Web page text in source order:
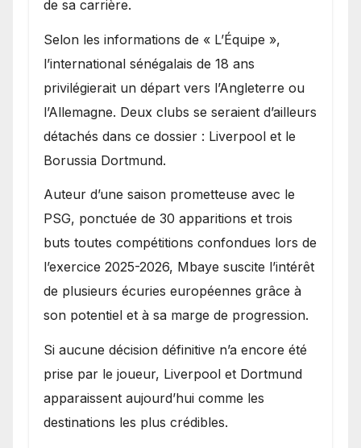
de sa carrière.
Selon les informations de « L’Équipe »,
l’international sénégalais de 18 ans
privilégierait un départ vers l’Angleterre ou
l’Allemagne. Deux clubs se seraient d’ailleurs
détachés dans ce dossier : Liverpool et le
Borussia Dortmund.
Auteur d’une saison prometteuse avec le
PSG, ponctuée de 30 apparitions et trois
buts toutes compétitions confondues lors de
l’exercice 2025-2026, Mbaye suscite l’intérêt
de plusieurs écuries européennes grâce à
son potentiel et à sa marge de progression.
Si aucune décision définitive n’a encore été
prise par le joueur, Liverpool et Dortmund
apparaissent aujourd’hui comme les
destinations les plus crédibles.